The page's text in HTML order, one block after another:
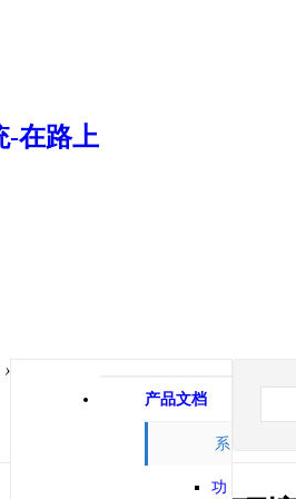
›
产品文档
系
功